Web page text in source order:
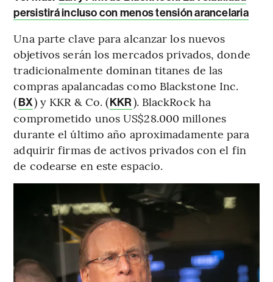
persistirá incluso con menos tensión arancelaria
Una parte clave para alcanzar los nuevos
objetivos serán los mercados privados, donde
tradicionalmente dominan titanes de las
compras apalancadas como Blackstone Inc.
(BX) y KKR & Co. (KKR). BlackRock ha
comprometido unos US$28.000 millones
durante el último año aproximadamente para
adquirir firmas de activos privados con el fin
de codearse en este espacio.